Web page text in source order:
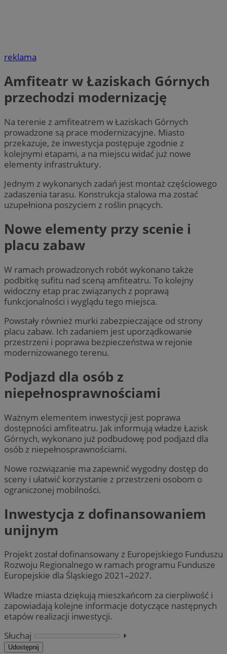
reklama
Amfiteatr w Łaziskach Górnych
przechodzi modernizację
Na terenie z amfiteatrem w Łaziskach Górnych
prowadzone są prace modernizacyjne. Miasto
przekazuje, że inwestycja postępuje zgodnie z
kolejnymi etapami, a na miejscu widać już nowe
elementy infrastruktury.
Jednym z wykonanych zadań jest montaż częściowego
zadaszenia tarasu. Konstrukcja stalowa ma zostać
uzupełniona poszyciem z roślin pnących.
Nowe elementy przy scenie i
placu zabaw
W ramach prowadzonych robót wykonano także
podbitkę sufitu nad sceną amfiteatru. To kolejny
widoczny etap prac związanych z poprawą
funkcjonalności i wyglądu tego miejsca.
Powstały również murki zabezpieczające od strony
placu zabaw. Ich zadaniem jest uporządkowanie
przestrzeni i poprawa bezpieczeństwa w rejonie
modernizowanego terenu.
Podjazd dla osób z
niepełnosprawnościami
Ważnym elementem inwestycji jest poprawa
dostępności amfiteatru. Jak informują władze Łazisk
Górnych, wykonano już podbudowę pod podjazd dla
osób z niepełnosprawnościami.
Nowe rozwiązanie ma zapewnić wygodny dostęp do
sceny i ułatwić korzystanie z przestrzeni osobom o
ograniczonej mobilności.
Inwestycja z dofinansowaniem
unijnym
Projekt został dofinansowany z Europejskiego Funduszu
Rozwoju Regionalnego w ramach programu Fundusze
Europejskie dla Śląskiego 2021–2027.
Władze miasta dziękują mieszkańcom za cierpliwość i
zapowiadają kolejne informacje dotyczące następnych
etapów realizacji inwestycji.
Słuchaj
⏵︎
Udostępnij